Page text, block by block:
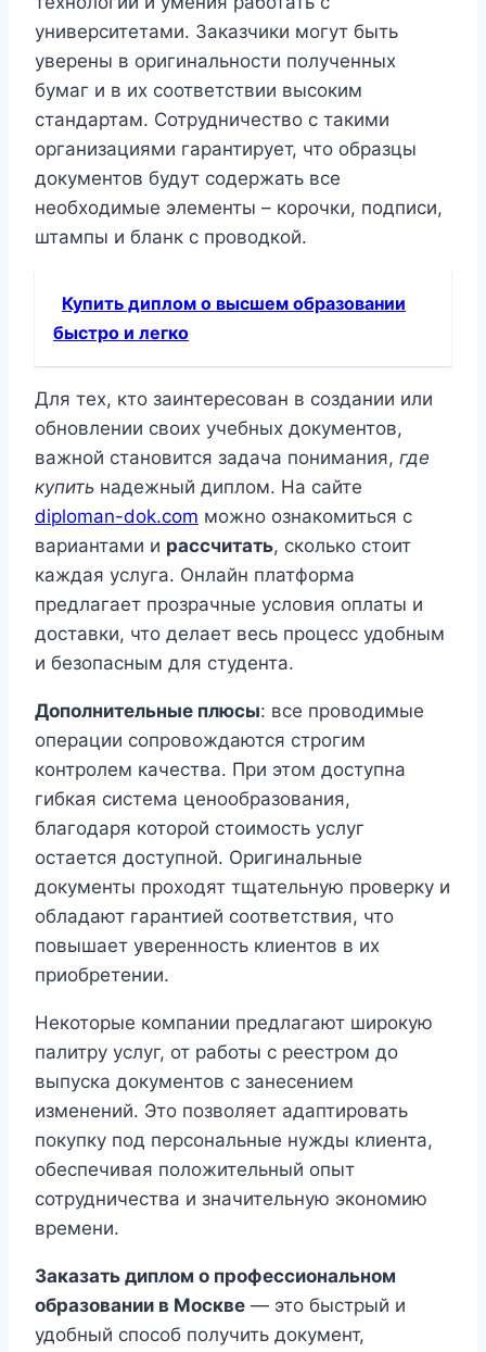
университетами. Заказчики могут быть
уверены в оригинальности полученных
бумаг и в их соответствии высоким
стандартам. Сотрудничество с такими
организациями гарантирует, что образцы
документов будут содержать все
необходимые элементы – корочки, подписи,
штампы и бланк с проводкой.
Купить диплом о высшем образовании
быстро и легко
Для тех, кто заинтересован в создании или
обновлении своих учебных документов,
важной становится задача понимания, где
купить надежный диплом. На сайте
diploman-dok.com можно ознакомиться с
вариантами и рассчитать, сколько стоит
каждая услуга. Онлайн платформа
предлагает прозрачные условия оплаты и
доставки, что делает весь процесс удобным
и безопасным для студента.
Дополнительные плюсы: все проводимые
операции сопровождаются строгим
контролем качества. При этом доступна
гибкая система ценообразования,
благодаря которой стоимость услуг
остается доступной. Оригинальные
документы проходят тщательную проверку и
обладают гарантией соответствия, что
повышает уверенность клиентов в их
приобретении.
Некоторые компании предлагают широкую
палитру услуг, от работы с реестром до
выпуска документов с занесением
изменений. Это позволяет адаптировать
покупку под персональные нужды клиента,
обеспечивая положительный опыт
сотрудничества и значительную экономию
времени.
Заказать диплом о профессиональном
образовании в Москве — это быстрый и
удобный способ получить документ,